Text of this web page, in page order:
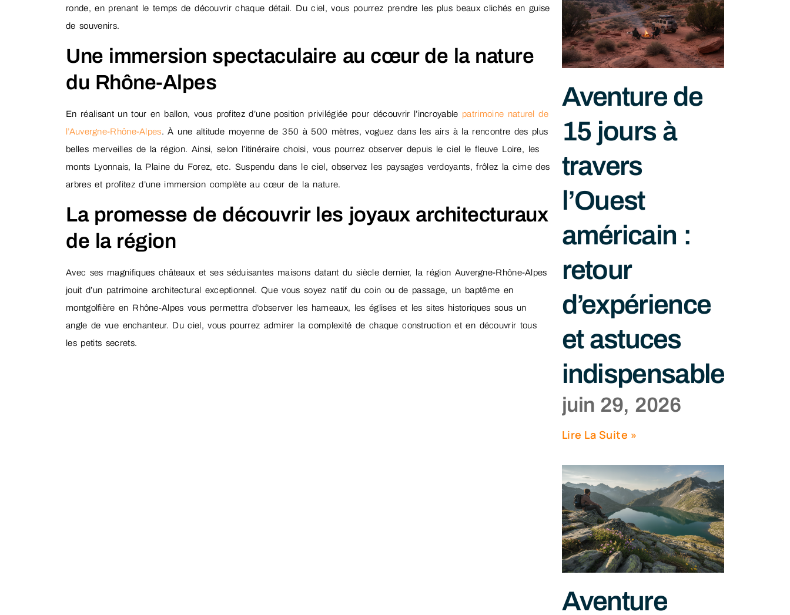
ronde, en prenant le temps de découvrir chaque détail. Du ciel, vous pourrez prendre les plus beaux clichés en guise
de souvenirs.
Une immersion spectaculaire au cœur de la nature
du Rhône-Alpes
En réalisant un tour en ballon, vous profitez d’une position privilégiée pour découvrir l’incroyable patrimoine naturel de
l’Auvergne-Rhône-Alpes. À une altitude moyenne de 350 à 500 mètres, voguez dans les airs à la rencontre des plus
belles merveilles de la région. Ainsi, selon l’itinéraire choisi, vous pourrez observer depuis le ciel le fleuve Loire, les
monts Lyonnais, la Plaine du Forez, etc. Suspendu dans le ciel, observez les paysages verdoyants, frôlez la cime des
arbres et profitez d’une immersion complète au cœur de la nature.
La promesse de découvrir les joyaux architecturaux
de la région
Avec ses magnifiques châteaux et ses séduisantes maisons datant du siècle dernier, la région Auvergne-Rhône-Alpes
jouit d’un patrimoine architectural exceptionnel. Que vous soyez natif du coin ou de passage, un baptême en
montgolfière en Rhône-Alpes vous permettra d’observer les hameaux, les églises et les sites historiques sous un
angle de vue enchanteur. Du ciel, vous pourrez admirer la complexité de chaque construction et en découvrir tous
les petits secrets.
Aventure de
15 jours à
travers
l’Ouest
américain :
retour
d’expérience
et astuces
indispensables
juin 29, 2026
Lire La Suite »
Aventure